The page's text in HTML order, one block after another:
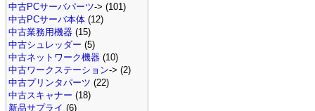
中古PCサーバパーツ-> (101)
中古PCサーバ本体 (12)
中古業務用機器 (15)
中古シュレッダー (5)
中古ネットワーク機器 (10)
中古ワークステーション-> (2)
中古プリンタパーツ (22)
中古スキャナー (18)
新品サプライ (6)